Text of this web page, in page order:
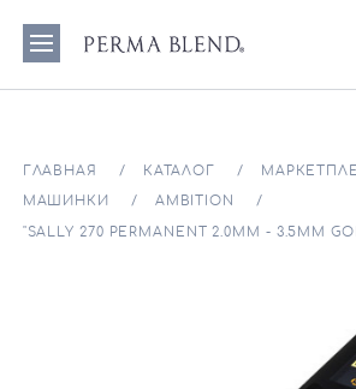
ГЛАВНАЯ КАТАЛОГ
МАШИНКИ AMBITION
"SALLY 270 PERMANENT 2.0ММ - 3.5ММ